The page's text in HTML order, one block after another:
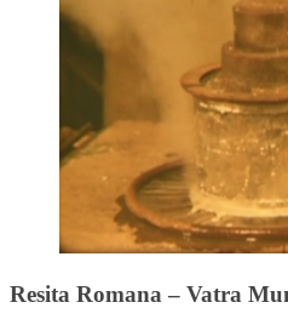
Resita Romana – Vatra